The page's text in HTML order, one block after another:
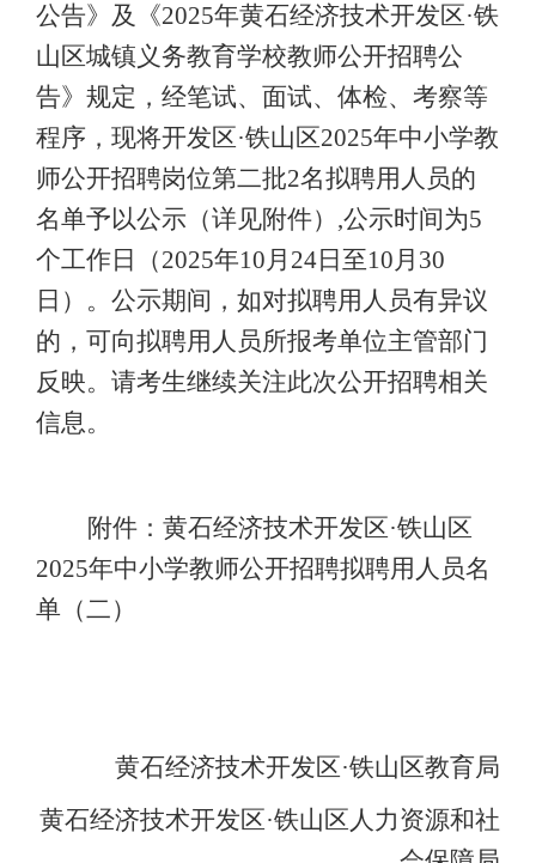
公告》及《2025年黄石经济技术开发区·铁
山区城镇义务教育学校教师公开招聘公
告》规定，经笔试、面试、体检、考察等
程序，现将开发区·铁山区2025年中小学教
师公开招聘岗位第二批2名拟聘用人员的
名单予以公示（详见附件） ,公示时间为5
个工作日（2025年10月24日至10月30
日）。公示期间，如对拟聘用人员有异议
的，可向拟聘用人员所报考单位主管部门
反映。 请考生继续关注此次公开招聘相关
信息。
附件：黄石经济技术开发区·铁山区
2025年中小学教师公开招聘拟聘用人员名
单（二）
黄石经济技术开发区·铁山区教育局
黄石经济技术开发区·铁山区人力资源和社